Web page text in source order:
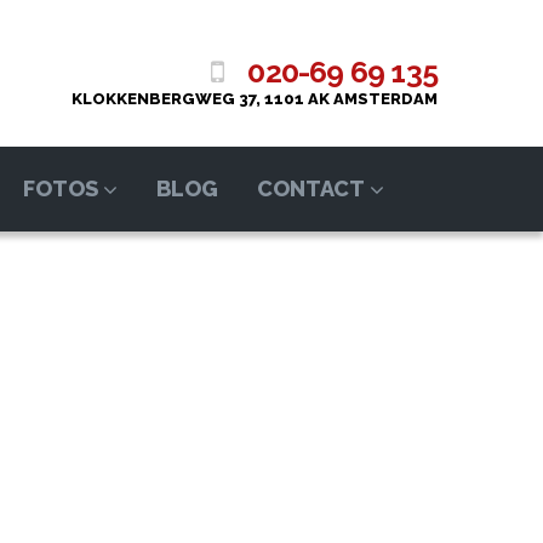
020-69 69 135
KLOKKENBERGWEG 37, 1101 AK AMSTERDAM
FOTOS BLOG CONTACT